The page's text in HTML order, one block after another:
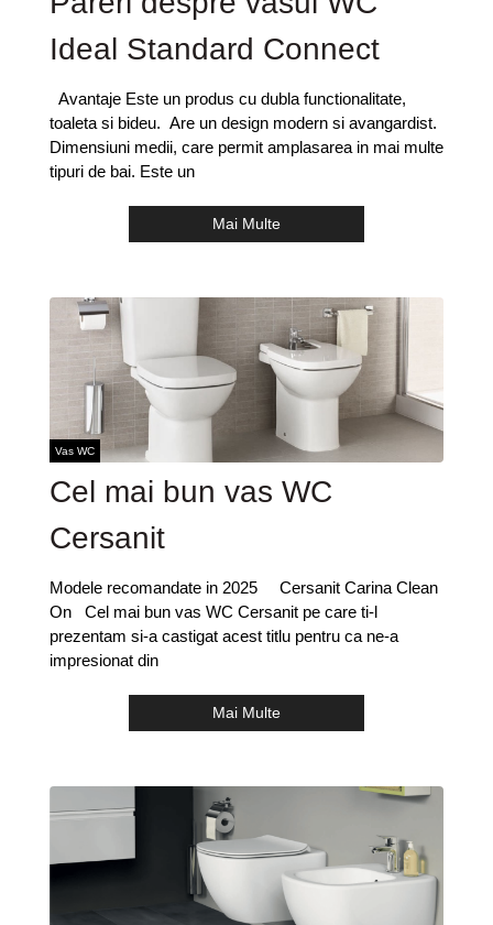
Ideal Standard Connect
Avantaje Este un produs cu dubla functionalitate,
toaleta si bideu. Are un design modern si avangardist.
Dimensiuni medii, care permit amplasarea in mai multe
tipuri de bai. Este un
Mai Multe
Vas WC
Cel mai bun vas WC
Cersanit
Modele recomandate in 2025 Cersanit Carina Clean
On Cel mai bun vas WC Cersanit pe care ti-l
prezentam si-a castigat acest titlu pentru ca ne-a
impresionat din
Mai Multe